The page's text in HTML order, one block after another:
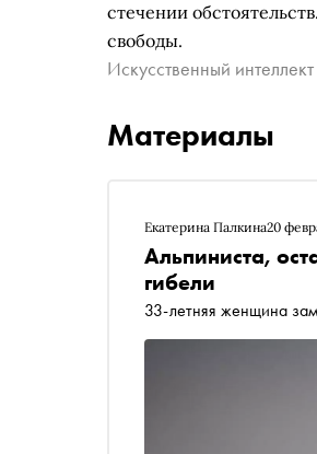
стечении
свободы.
Искусственный
Материалы
Екатерина Палкина20
Альпиниста,
гибели
33-летняя женщина